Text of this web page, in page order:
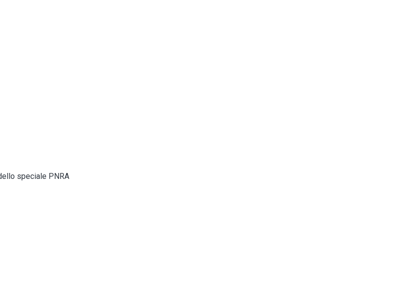
speciale PNRA